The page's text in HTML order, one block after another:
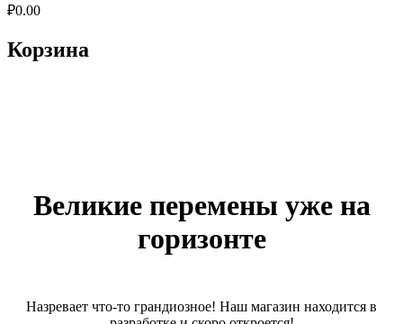
₽0.00
Корзина
Великие перемены уже на
горизонте
Назревает что-то грандиозное! Наш магазин находится в